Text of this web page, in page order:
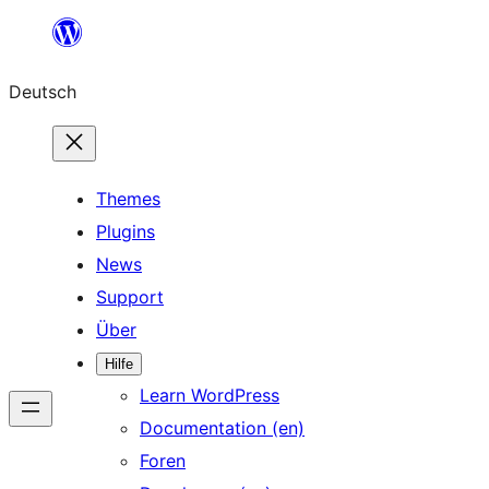
springen
Deutsch
Themes
Plugins
News
Support
Über
Hilfe
Learn WordPress
Documentation (en)
Foren